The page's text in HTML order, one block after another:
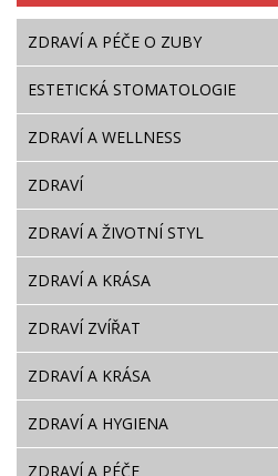
ZDRAVÍ A PÉČE O ZUBY
ESTETICKÁ STOMATOLOGIE
ZDRAVÍ A WELLNESS
ZDRAVÍ
ZDRAVÍ A ŽIVOTNÍ STYL
ZDRAVÍ A KRÁSA
ZDRAVÍ ZVÍŘAT
ZDRAVÍ A KRÁSA
ZDRAVÍ A HYGIENA
ZDRAVÍ A PÉČE